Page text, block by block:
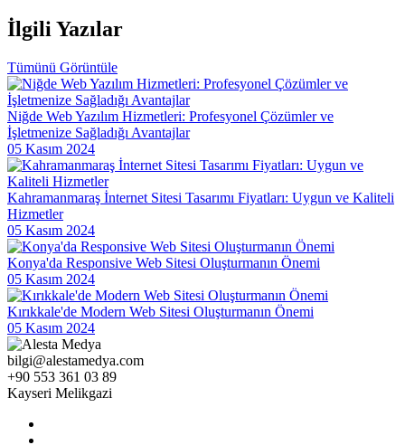
Alesta Medya Grafik Tasarım Portföyü: Yaratıcı ve Kaliteli
Responsive Web Tasarımı: Kullanıcı Deneyimini Maksimize Edin
Görsel İletişim Teknikleri ve Web Tasarım
SEO Uyumlu Web Tasarımında Dikkat Edilmesi Gerekenler
Grafik Tasarımda Sosyal Medya Kullanımının Önemi ve İpuçları
Kayseri Görsel Hiyerarşisi ve Web Tasarımı
Oyun Geliştirme Süreçleri ve Stratejileri
SEO Başarı Hikayeleri: Web Tasarım
Grafik Tasarımın Geleceği: Yenilikler ve Trendler
Web Dünyasında Yaratıcı Tasarımın Sıradışı Etkileri
Grafik Tasarım Yarışmaları: Yaratıcılığınızı ve Yeteneklerinizi
Sergileme Fırsatı
SEO Kontrol Listesi: Web Tasarımında Dikkat Edilmesi Gerekenler
İlgiliYazılar
Tümünü Görüntüle
Niğde Web Yazılım Hizmetleri: Profesyonel Çözümler ve
İşletmenize Sağladığı Avantajlar
05 Kasım 2024
Kahramanmaraş İnternet Sitesi Tasarımı Fiyatları: Uygun ve Kaliteli
Hizmetler
05 Kasım 2024
Konya'da Responsive Web Sitesi Oluşturmanın Önemi
05 Kasım 2024
Kırıkkale'de Modern Web Sitesi Oluşturmanın Önemi
05 Kasım 2024
bilgi@alestamedya.com
+90 553 361 03 89
Kayseri Melikgazi